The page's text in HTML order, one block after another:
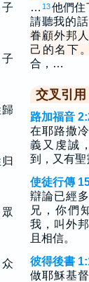
… 13他們住
請聽我的話
眷顧外邦
己的名下。
合，…
交叉引
路加福音
在耶路撒
義又虔誠
到，又有聖
使徒行傳
辯論已經
兄，你們
我，叫外
且相信。
彼得後書
做耶穌基